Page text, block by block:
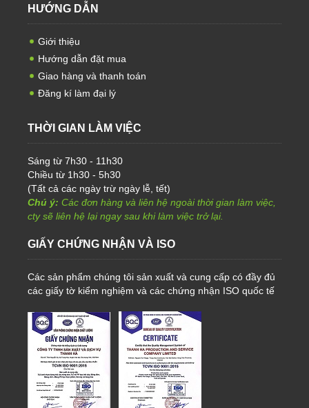
HƯỚNG DẪN
Giới thiệu
Hướng dẫn đặt mua
Giao hàng và thanh toán
Đăng kí làm đại lý
THỜI GIAN LÀM VIỆC
Sáng từ 7h30 - 11h30
Chiều từ 1h30 - 5h30
(Tất cả các ngày trừ ngày lễ, tết)
Chú ý: Các đơn hàng và liên hệ ngoài thời gian làm việc,
cty sẽ liên hệ lại ngay sau khi làm việc trở lại.
GIẤY CHỨNG NHẬN VÀ ISO
Các sản phẩm chúng tôi sản xuất và cung cấp có đầy đủ
các giấy tờ kiểm nghiệm và các chứng nhận ISO quốc tế